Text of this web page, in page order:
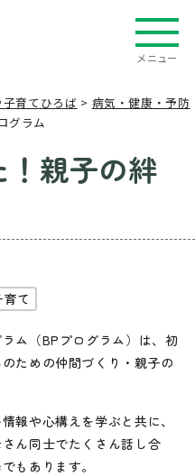
メニュー
子育てひろば > 病気・健康・予防
グラム
親子の絆
て
ム（BPプログラム）は、初
ための仲間づくり・親子の
報や心構えを学ぶと共に、
ん同士でたくさん話し合
もあります。